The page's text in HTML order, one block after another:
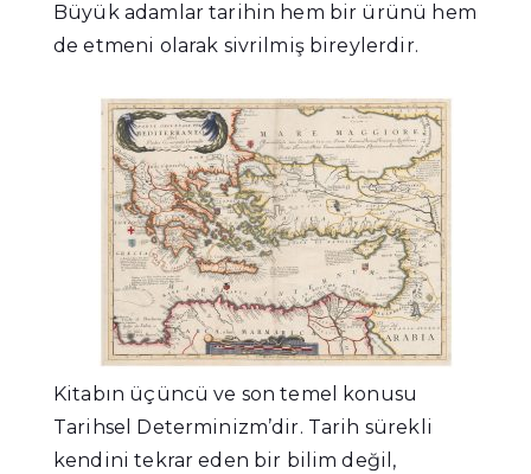
Büyük adamlar tarihin hem bir ürünü hem
de etmeni olarak sivrilmiş bireylerdir.
Kitabın üçüncü ve son temel konusu
Tarihsel Determinizm’dir. Tarih sürekli
kendini tekrar eden bir bilim değil,